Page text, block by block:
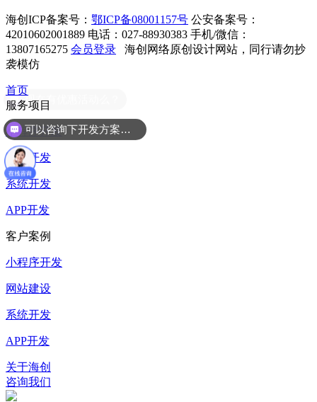
海创ICP备案号： 鄂ICP备08001157号 公安备案号：
42010602001889 电话：027-88930383 手机/微信：
13807165275 会员登录
海创网络原创设计网站，同行请勿抄
袭模仿
首页
服务项目
小程序开发
网站开发
系统开发
APP开发
客户案例
小程序开发
网站建设
系统开发
APP开发
关于海创
咨询我们
现在有优惠活动么？